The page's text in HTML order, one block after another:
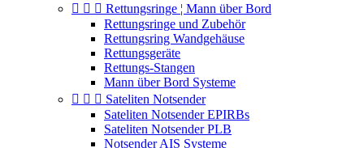
   Rettungsringe ¦ Mann über Bord
Rettungsringe und Zubehör
Rettungsring Wandgehäuse
Rettungsgeräte
Rettungs-Stangen
Mann über Bord Systeme
   Sateliten Notsender
Sateliten Notsender EPIRBs
Sateliten Notsender PLB
Notsender AIS Systeme